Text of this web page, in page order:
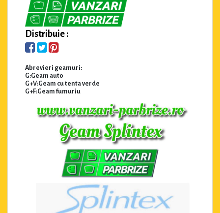
Distribuie :
Abrevieri geamuri:
G:Geam auto
G+V:Geam cu tenta verde
G+F:Geam fumuriu